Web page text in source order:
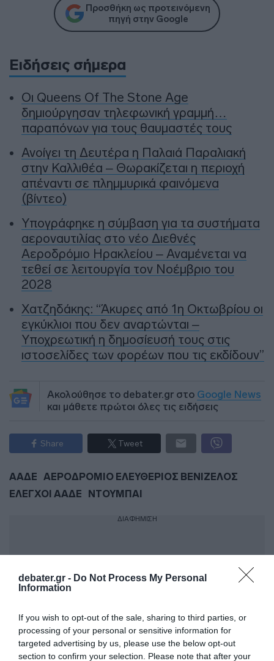
debater.gr - Do Not Process My Personal
Information
If you wish to opt-out of the sale, sharing to third parties, or
processing of your personal or sensitive information for
targeted advertising by us, please use the below opt-out
section to confirm your selection. Please note that after your
Προσθήκη ως προτεινόμενη
πηγή στην Google
Ειδήσεις σήμερα
Οι Queens Of The Stone Age
δημιούργησαν τηλεφωνική γραμμή…
παραπόνων για τους θαυμαστές τους
Ανοίγει τη Δευτέρα η Παλαιά Παραλιακή
στην Καλλιθέα – Θωρακίζεται η περιοχή
απέναντι σε πλημμυρικά φαινόμενα
(βίντεο)
Υπογράφηκε η σύμβαση για τα συστήματα
αεροναυτιλίας στο νέο Διεθνές
Αεροδρόμιο Ηρακλείου – Αναμένεται να
τεθεί σε λειτουργία τον Νοέμβριο του
2028
Χατζηδάκης: “Άκυρες από 1η Οκτωβρίου οι
εγκύκλιοι που δεν αναρτώνται –
Υποχρεωτική η δημοσίευσή τους στις
ιστοσελίδες των φορέων που τις εκδίδουν”
Ακολούθησε το debater.gr στο Google News
και μάθετε πρώτοι όλες τις ειδήσεις
Share Tweet
ΑΑΔΕ
ΑΕΡΟΔΡΟΜΙΟ ΕΛΕΥΘΕΡΙΟΣ ΒΕΝΙΖΕΛΟΣ
ΕΛΕΓΧΟΙ ΑΑΔΕ
ΝΤΟΥΜΠΑΙ
ΔΙΑΦΗΜΙΣΗ